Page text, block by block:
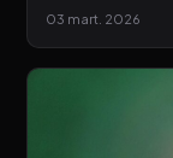
03 mart. 2026